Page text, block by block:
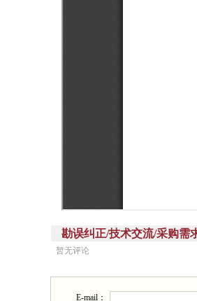
勘误纠正/技术交流/采购需
暂无评论
E-mail：